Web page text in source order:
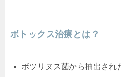
ボトックス治療とは？
ボツリヌス菌から抽出され